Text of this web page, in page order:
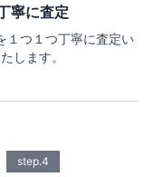
寧に査定
１つ１つ丁寧に査定い
たします。
step.4